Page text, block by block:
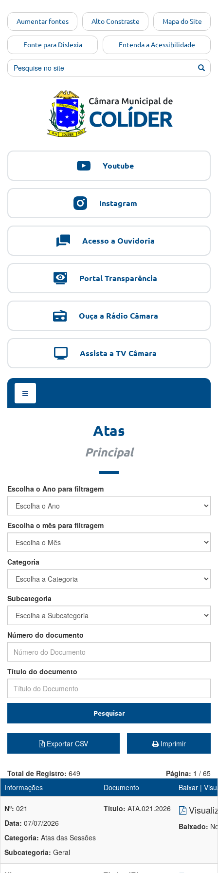
conteúdo
[Alt+1]
Ir para
o menu
[Alt+2]
[Alt+4]
Aumentar fontes Alto Constraste Mapa do Site
Fonte para Dislexia Entenda a Acessibilidade
Youtube
Instagram
Acesso a Ouvidoria
Portal Transparência
Ouça a Rádio Câmara
Assista a TV Câmara
Menu
de
Atas
Principal
Escolha o Ano para filtragem
Escolha o mês para filtragem
Categoria
Subcategoria
Número do documento
Título do documento
Pesquisar
Exportar CSV Imprimir
Total de Registro: 649 Página: 1 / 65
Informações
Documento Baixar |
Nº: 021
Data: 07/07/2026
Categoria: Atas das Sessões
Subcategoria: Geral
Título: ATA.021.2026
Baixado: